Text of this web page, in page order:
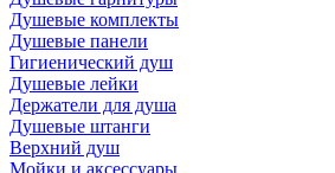
Душевые комплекты
Душевые панели
Гигиенический душ
Душевые лейки
Держатели для душа
Душевые штанги
Верхний душ
Мойки и аксессуары